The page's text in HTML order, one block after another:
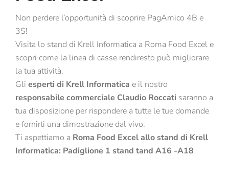
Non perdere l’opportunità di scoprire PagAmico 4B e
3S!
Visita lo stand di Krell Informatica a Roma Food Excel e
scopri come la linea di casse rendiresto può migliorare
la tua attività.
Gli esperti di Krell Informatica e il nostro
responsabile commerciale Claudio Roccati saranno a
tua disposizione per rispondere a tutte le tue domande
e fornirti una dimostrazione dal vivo.
Ti aspettiamo a Roma Food Excel allo stand di Krell
Informatica: Padiglione 1 stand tand A16 -A18